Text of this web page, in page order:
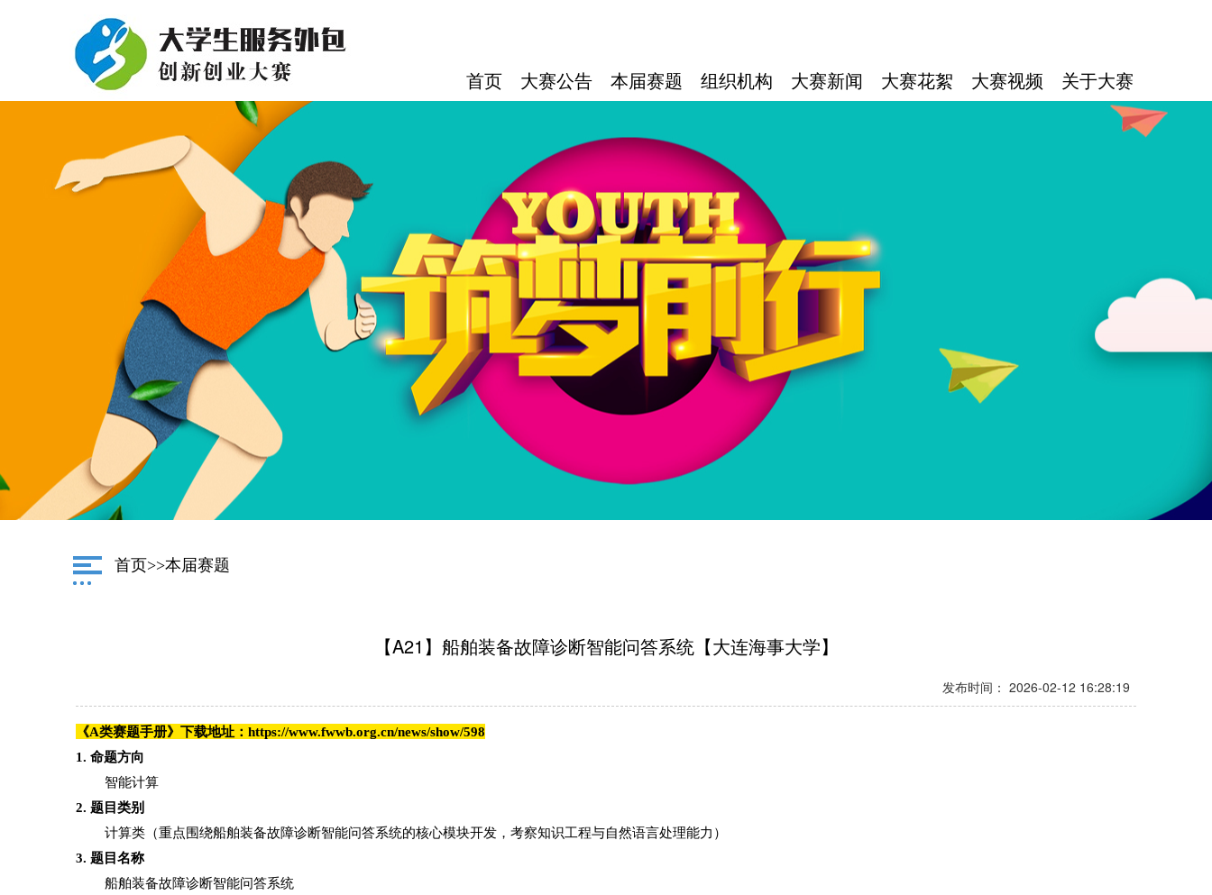
首页 大赛公告 本届赛题 组织机构 大赛新闻 大赛花絮 大赛视频 关于大赛
首页>>本届赛题
【A21】船舶装备故障诊断智能问答系统【大连海事大学】
发布时间： 2026-02-12 16:28:19
《A类赛题手册》下载地址：https://www.fwwb.org.cn/news/show/598
1. 命题方向
智能计算
2. 题目类别
计算类（重点围绕船舶装备故障诊断智能问答系统的核心模块开发，考察知识工程与自然语言处理能力）
3. 题目名称
船舶装备故障诊断智能问答系统